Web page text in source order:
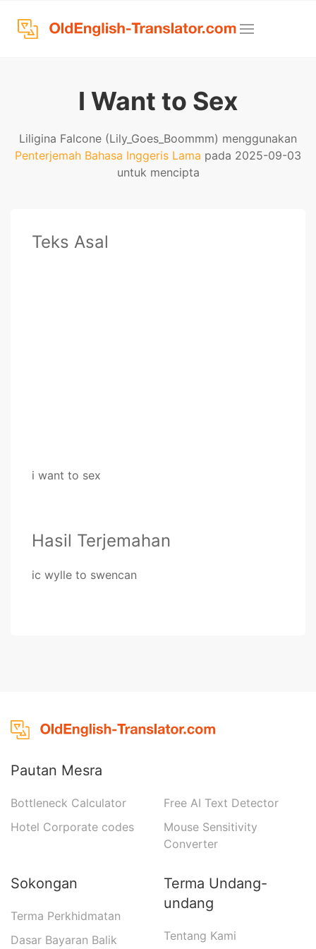
I Want to Sex
Liligina Falcone (Lily_Goes_Boommm) menggunakan
Penterjemah Bahasa Inggeris Lama pada 2025-09-03
untuk mencipta
Teks Asal
i want to sex
Hasil Terjemahan
ic wylle to swencan
Pautan Mesra
Bottleneck Calculator
Hotel Corporate codes
Free AI Text Detector
Mouse Sensitivity
Converter
Sokongan
Terma Perkhidmatan
Dasar Bayaran Balik
Terma Undang-
undang
Tentang Kami